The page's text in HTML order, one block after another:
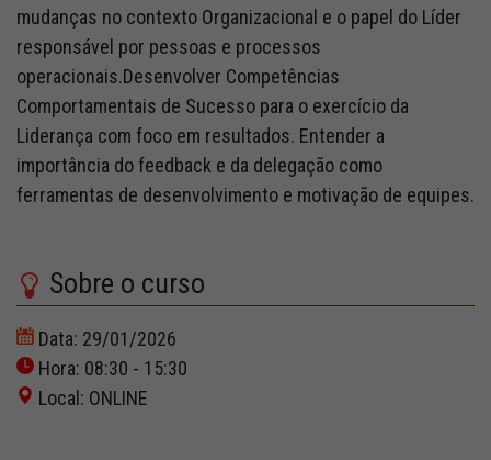
mudanças no contexto Organizacional e o papel do Líder
responsável por pessoas e processos
operacionais.Desenvolver Competências
Comportamentais de Sucesso para o exercício da
Liderança com foco em resultados. Entender a
importância do feedback e da delegação como
ferramentas de desenvolvimento e motivação de equipes.
Sobre o curso
Data: 29/01/2026
Hora: 08:30 - 15:30
Local: ONLINE